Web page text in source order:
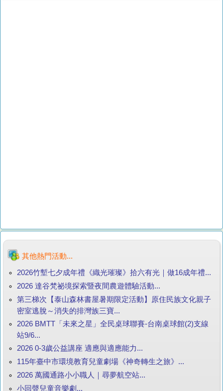
其他熱門活動...
2026竹塹七夕成年禮《織光璀璨》拾六有光｜做16成年禮...
2026 達谷梵祕境探索暨夜間農遊體驗活動...
第三梯次【泰山森林書屋暑期限定活動】原住民族文化親子
密室逃脫～消失的排灣族三寶...
2026 BMTT「未來之星」全民桌球聯賽-台南桌球館(2)支線
站9/6...
2026 0-3歲公益講座 適應與適應能力...
115年臺中市環境教育兒童劇場《神奇轉生之旅》...
2026 萬國通路小小職人｜尋夢航空站...
小回聲兒童音樂劇...